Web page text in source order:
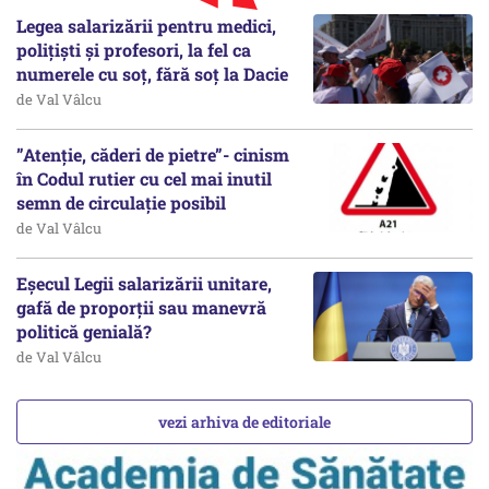
Legea salarizării pentru medici,
polițiști și profesori, la fel ca
numerele cu soț, fără soț la Dacie
de Val Vâlcu
”Atenție, căderi de pietre”- cinism
în Codul rutier cu cel mai inutil
semn de circulație posibil
de Val Vâlcu
Eșecul Legii salarizării unitare,
gafă de proporții sau manevră
politică genială?
de Val Vâlcu
vezi arhiva de editoriale